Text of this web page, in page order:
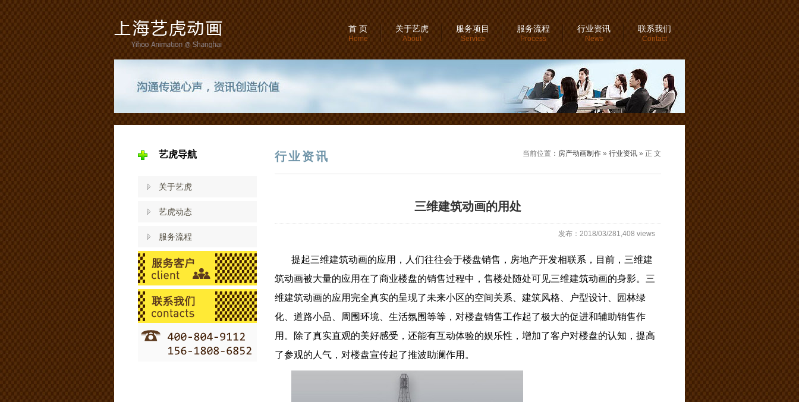
首 页
Home
关于艺虎
About
服务项目
Service
服务流程
Process
行业资讯
News
联系我们
Contact
艺虎导航
关于艺虎
艺虎动态
服务流程
行业资讯 当前位置： 房产动画制作 » 行业资讯 » 正 文
三维建筑动画的用处
发布：2018/03/281,408 views
提起三维建筑动画的应用，人们往往会于楼盘销售，房地产开发相联系，目前，三维建
筑动画被大量的应用在了商业楼盘的销售过程中，售楼处随处可见三维建筑动画的身影。三
维建筑动画的应用完全真实的呈现了未来小区的空间关系、建筑风格、户型设计、园林绿
化、道路小品、周围环境、生活氛围等等，对楼盘销售工作起了极大的促进和辅助销售作
用。除了真实直观的美好感受，还能有互动体验的娱乐性，增加了客户对楼盘的认知，提高
了参观的人气，对楼盘宣传起了推波助澜作用。